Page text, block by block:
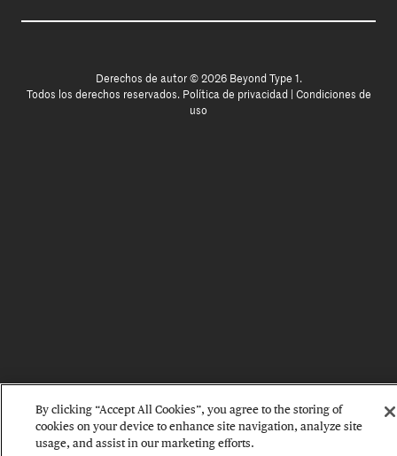
Derechos de autor © 2026 Beyond Type 1.
Todos los derechos reservados. Política de privacidad
Condiciones de
uso
By clicking “Accept All Cookies”, you agree to the storing of
cookies on your device to enhance site navigation, analyze site
usage, and assist in our marketing efforts.